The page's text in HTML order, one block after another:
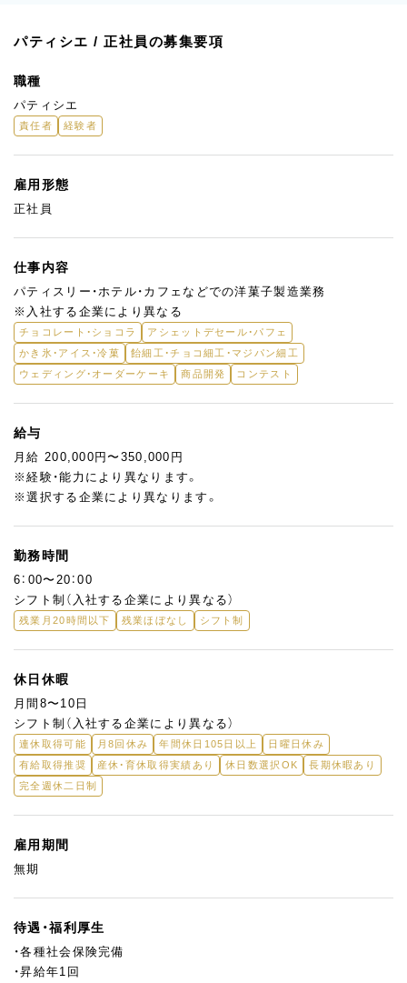
パティシエ / 正社員の募集要項
職種
パティシエ
責任者 経験者
雇用形態
正社員
仕事内容
パティスリー・ホテル・カフェなどでの洋菓子製造業務
※入社する企業により異なる
チョコレート・ショコラ
アシェットデセール・パフェ
かき氷・アイス・冷菓
飴細工・チョコ細工・マジパン細工
ウェディング・オーダーケーキ
商品開発 コンテスト
給与
月給 200,000円〜350,000円
※経験・能力により異なります。
※選択する企業により異なります。
勤務時間
6：00〜20：00
シフト制（入社する企業により異なる）
残業月20時間以下 残業ほぼなし シフト制
休日休暇
月間8〜10日
シフト制（入社する企業により異なる）
連休取得可能 月8回休み 年間休日105日以上
日曜日休み
有給取得推奨
産休・育休取得実績あり 休日数選択OK
長期休暇あり
完全週休二日制
雇用期間
無期
待遇・福利厚生
・各種社会保険完備
・昇給年1回